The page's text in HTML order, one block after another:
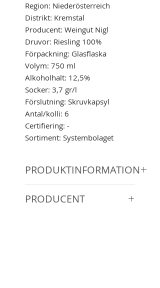
Region: Niederösterreich
Distrikt: Kremstal
Producent: Weingut Nigl
Druvor: Riesling 100%
Förpackning: Glasflaska
Volym: 750 ml
Alkoholhalt: 12,5%
Socker: 3,7 gr/l
Förslutning: Skruvkapsyl
Antal/kolli: 6
Certifiering: -
Sortiment: Systembolaget
PRODUKTINFORMATION
OM PRODUKTEN
PRODUCENT